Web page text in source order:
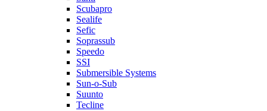
Scubapro
Sealife
Sefic
Soprassub
Speedo
SSI
Submersible Systems
Sun-o-Sub
Suunto
Tecline